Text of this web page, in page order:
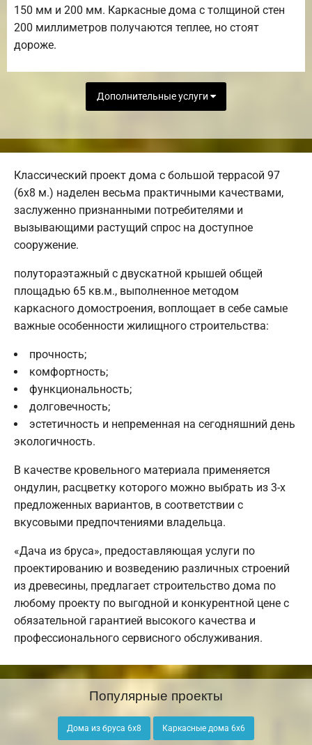
150 мм и 200 мм. Каркасные дома с толщиной стен
200 миллиметров получаются теплее, но стоят
дороже.
Дополнительные услуги
Классический проект дома с большой террасой 97
(6х8 м.) наделен весьма практичными качествами,
заслуженно признанными потребителями и
вызывающими растущий спрос на доступное
сооружение.
полутораэтажный с двускатной крышей общей
площадью 65 кв.м., выполненное методом
каркасного домостроения, воплощает в себе самые
важные особенности жилищного строительства:
прочность;
комфортность;
функциональность;
долговечность;
эстетичность и непременная на сегодняшний день
экологичность.
В качестве кровельного материала применяется
ондулин, расцветку которого можно выбрать из 3-х
предложенных вариантов, в соответствии с
вкусовыми предпочтениями владельца.
«Дача из бруса», предоставляющая услуги по
проектированию и возведению различных строений
из древесины, предлагает строительство дома по
любому проекту по выгодной и конкурентной цене с
обязательной гарантией высокого качества и
профессионального сервисного обслуживания.
Популярные проекты
Дома из бруса 6х8 Каркасные дома 6х6